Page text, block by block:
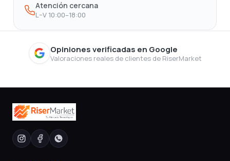
Atención cercana
L–V 10:00–18:00
Opiniones verificadas en Google
Valoraciones reales de clientes de RiserMarket